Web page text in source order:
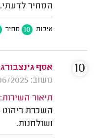
המחיר לדעתי.
איכות 10 מחיר
אסף
משוב: 08/06/2025
תיאור השירות:
השכרת ריהוט
ושולחנות.
10